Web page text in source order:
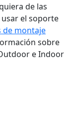
de las
el soporte
de montaje
sobre
e Indoor